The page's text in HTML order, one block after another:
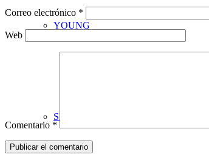
YOUNG
SENIORS
Correo electrónico *
Web
Comentario *